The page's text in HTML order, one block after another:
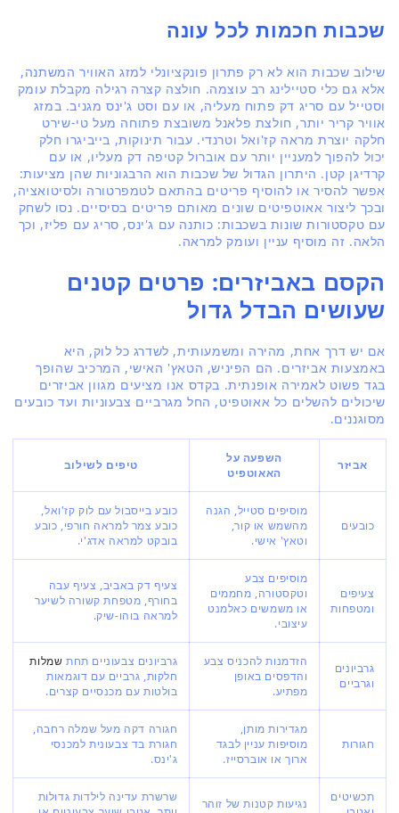
שכבות חכמות לכל עונה
שילוב שכבות הוא לא רק פתרון פונקציונלי למזג האוויר המשתנה,
אלא גם כלי סטיילינג רב עוצמה. חולצה קצרה רגילה מקבלת עומק
וסטייל עם סריג דק פתוח מעליה, או עם וסט ג'ינס מגניב. במזג
אוויר קריר יותר, חולצת פלאנל משובצת פתוחה מעל טי-שירט
חלקה יוצרת מראה קז'ואל וטרנדי. עבור תינוקות, בייביגרו חלק
יכול להפוך למעניין יותר עם אוברול קטיפה דק מעליו, או עם
קרדיגן קטן. היתרון הגדול של שכבות הוא הרבגוניות שהן מציעות:
אפשר להסיר או להוסיף פריטים בהתאם לטמפרטורה ולסיטואציה,
ובכך ליצור אאוטפיטים שונים מאותם פריטים בסיסיים. נסו לשחק
עם טקסטורות שונות בשכבות: כותנה עם ג'ינס, סריג עם פליז, וכך
הלאה. זה מוסיף עניין ועומק למראה.
הקסם באביזרים: פרטים קטנים
שעושים הבדל גדול
אם יש דרך אחת, מהירה ומשמעותית, לשדרג כל לוק, היא
באמצעות אביזרים. הם הפיניש, הטאץ' האישי, המרכיב שהופך
בגד פשוט לאמירה אופנתית. בקדס אנו מציעים מגוון אביזרים
שיכולים להשלים כל אאוטפיט, החל מגרביים צבעוניות ועד כובעים
מסוגננים.
אביזר
השפעה על
האאוטפיט
טיפים לשילוב
כובעים
מוסיפים סטייל, הגנה
מהשמש או קור,
וטאץ' אישי.
כובע בייסבול עם לוק קז'ואל,
כובע צמר למראה חורפי, כובע
בובקט למראה אדג'י.
צעיפים
ומטפחות
מוסיפים צבע
וטקסטורה, מחממים
או משמשים כאלמנט
עיצובי.
צעיף דק באביב, צעיף עבה
בחורף, מטפחת קשורה לשיער
למראה בוהו-שיק.
גרביונים
וגרביים
הזדמנות להכניס צבע
והדפסים באופן
מפתיע.
גרביונים צבעוניים תחת שמלות
חלקות, גרביים עם דוגמאות
בולטות עם מכנסיים קצרים.
חגורות
מגדירות מותן,
מוסיפות עניין לבגד
ארוך או אוברסייז.
חגורה דקה מעל שמלה רחבה,
חגורת בד צבעונית למכנסי
ג'ינס.
תכשיטים
נגיעות קטנות של זוהר
שרשרת עדינה לילדות גדולות